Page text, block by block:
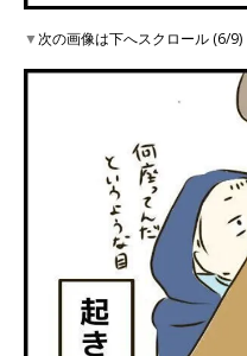
▼次の画像は下へスクロール (6/9)